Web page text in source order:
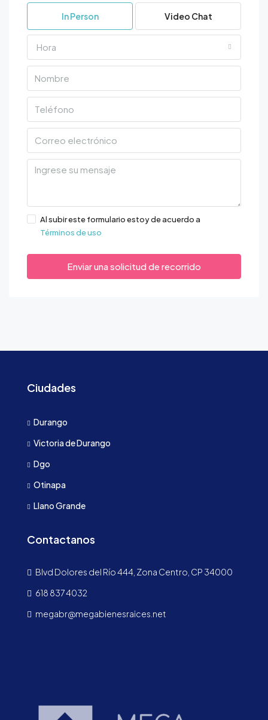
In Person Video Chat
Hora
Al subir este formulario estoy de acuerdo a
Términos de uso
Enviar una solicitud de recorrido
Ciudades
Durango
Victoria de Durango
Dgo
Otinapa
Llano Grande
Contactanos
Blvd Dolores del Río 444, Zona Centro, CP 34000
618 837 4032
megabr@megabienesraices.net